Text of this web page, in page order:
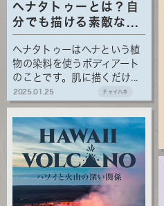
ヘナタトゥーとは？自
分でも描ける素敵な...
ヘナタトゥーはヘナという植
物の染料を使うボディアート
のことです。肌に描くだけ...
2025.01.25 チャイハネ